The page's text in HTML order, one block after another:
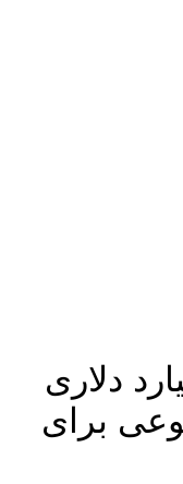
۷۵ میلیارد دلاری
برای